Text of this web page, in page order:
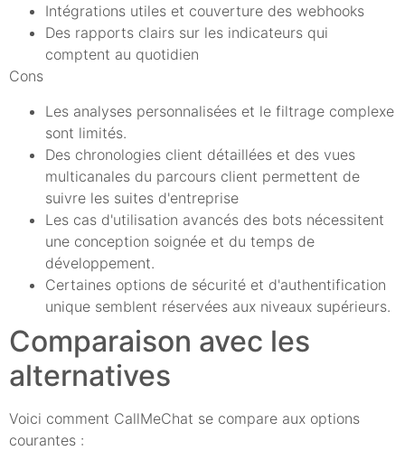
Intégrations utiles et couverture des webhooks
Des rapports clairs sur les indicateurs qui
comptent au quotidien
Cons
Les analyses personnalisées et le filtrage complexe
sont limités.
Des chronologies client détaillées et des vues
multicanales du parcours client permettent de
suivre les suites d'entreprise
Les cas d'utilisation avancés des bots nécessitent
une conception soignée et du temps de
développement.
Certaines options de sécurité et d'authentification
unique semblent réservées aux niveaux supérieurs.
Comparaison avec les
alternatives
Voici comment CallMeChat se compare aux options
courantes :